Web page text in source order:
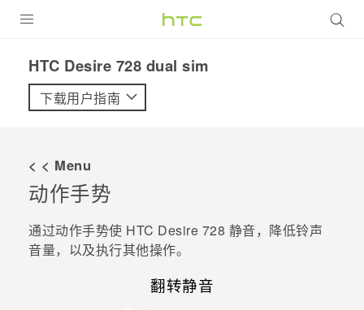
VIVE
支持帮助
在线客服
HTC Desire 728 dual sim‎
下载用户指南
< < Menu
动作手势
通过动作手势使 HTC Desire 728 静音，降低铃声
音量，以及执行其他操作。
翻转静音